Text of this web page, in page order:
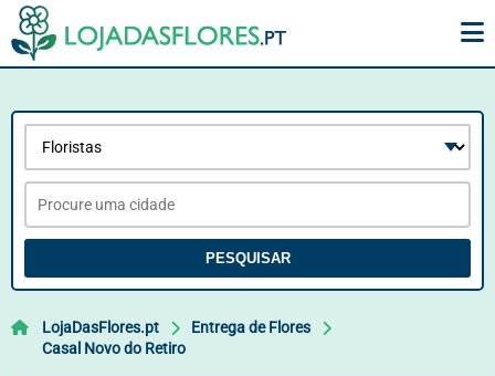
PESQUISAR
LojaDasFlores.pt
Entrega de Flores
Casal Novo do Retiro